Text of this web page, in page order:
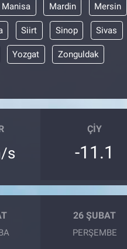
Manisa Mardin Mersin
Siirt Sinop Sivas
Yozgat Zonguldak
s
ÇIY
-11.1
26 ŞUBAT
PERŞEMBE